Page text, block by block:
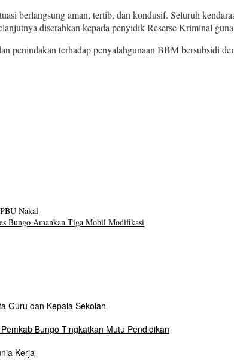
berlangsung aman, tertib, dan kondusif. Seluruh
diserahkan kepada penyidik Reserse Kriminal
penindakan terhadap penyalahgunaan BBM bersubsidi
Nakal
Bungo Amankan Tiga Mobil Modifikasi
Guru dan Kepala Sekolah
Bungo Tingkatkan Mutu Pendidikan
Kerja